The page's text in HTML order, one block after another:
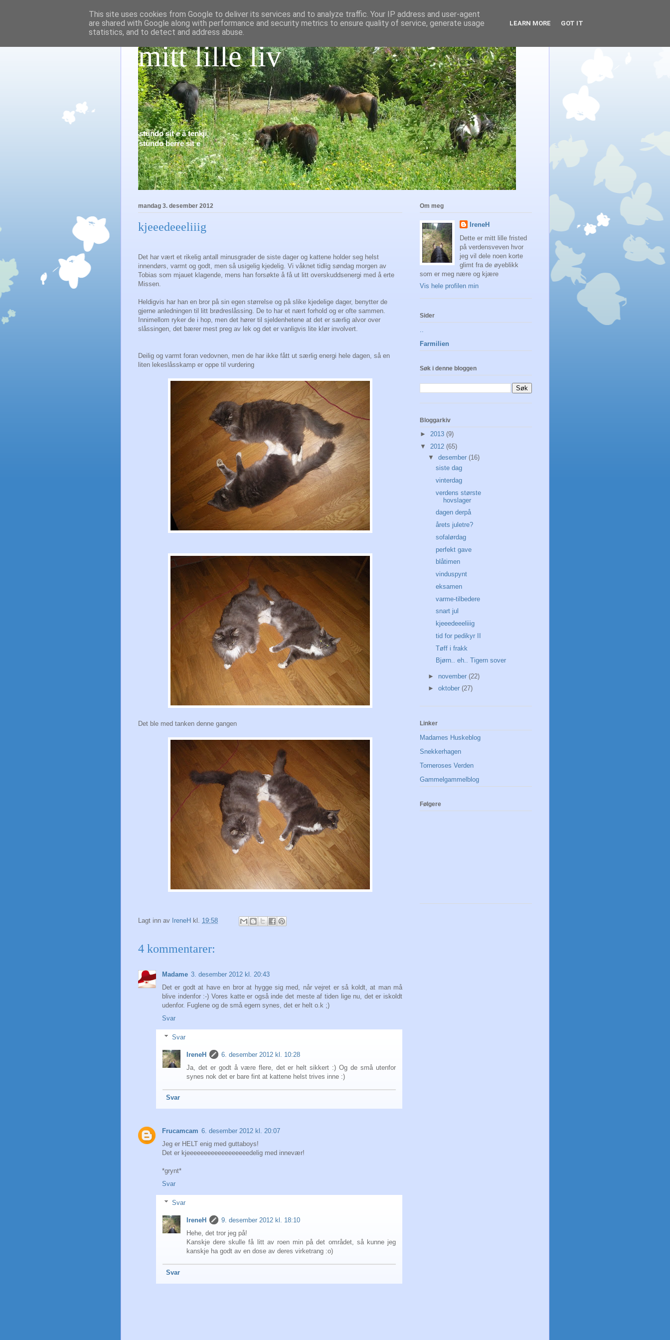
mitt lille liv
stundo sit e å tenkji,
stundo berre sit e
mandag 3. desember 2012
kjeeedeeeliiig
Det har vært et rikelig antall minusgrader de siste dager og kattene holder seg helst
innendørs, varmt og godt, men så usigelig kjedelig. Vi våknet tidlig søndag morgen av
Tobias som mjauet klagende, mens han forsøkte å få ut litt overskuddsenergi med å erte
Missen.
Heldigvis har han en bror på sin egen størrelse og på slike kjedelige dager, benytter de
gjerne anledningen til litt brødreslåssing. De to har et nært forhold og er ofte sammen.
Innimellom ryker de i hop, men det hører til sjeldenhetene at det er særlig alvor over
slåssingen, det bærer mest preg av lek og det er vanligvis lite klør involvert.
Deilig og varmt foran vedovnen, men de har ikke fått ut særlig energi hele dagen, så en
liten lekeslåsskamp er oppe til vurdering
Det ble med tanken denne gangen
Lagt inn av IreneH kl. 19:58
4 kommentarer:
Madame 3. desember 2012 kl. 20:43
Det er godt at have en bror at hygge sig med, når vejret er så koldt, at man må
blive indenfor :-) Vores katte er også inde det meste af tiden lige nu, det er iskoldt
udenfor. Fuglene og de små egern synes, det er helt o.k ;)
Svar
Svar
IreneH
6. desember 2012 kl. 10:28
Ja, det er godt å være flere, det er helt sikkert :) Og de små utenfor
synes nok det er bare fint at kattene helst trives inne :)
Svar
Frucamcam 6. desember 2012 kl. 20:07
Jeg er HELT enig med guttaboys!
Det er kjeeeeeeeeeeeeeeeeeedelig med innevær!
*grynt*
Svar
Svar
IreneH
9. desember 2012 kl. 18:10
Hehe, det tror jeg på!
Kanskje dere skulle få litt av roen min på det området, så kunne jeg
kanskje ha godt av en dose av deres virketrang :o)
Svar
Om meg
IreneH
Dette er mitt lille fristed
på verdensveven hvor
jeg vil dele noen korte
glimt fra de øyeblikk
som er meg nære og kjære
Vis hele profilen min
Sider
Farmilien
Søk i denne bloggen
Bloggarkiv
► 2013 (9)
▼ 2012 (65)
▼ desember (16)
siste dag
vinterdag
verdens største
hovslager
dagen derpå
årets juletre?
sofalørdag
perfekt gave
blåtimen
vinduspynt
eksamen
varme-tilbedere
snart jul
kjeeedeeeliiig
tid for pedikyr II
Tøff i frakk
Bjørn.. eh.. Tigern sover
► november (22)
► oktober (27)
Linker
Madames Huskeblog
Snekkerhagen
Torneroses Verden
Gammelgammelblog
Følgere
This site uses cookies from Google to deliver its services and to analyze traffic. Your IP address and user-agent
are shared with Google along with performance and security metrics to ensure quality of service, generate usage
statistics, and to detect and address abuse.
LEARN MORE GOT IT